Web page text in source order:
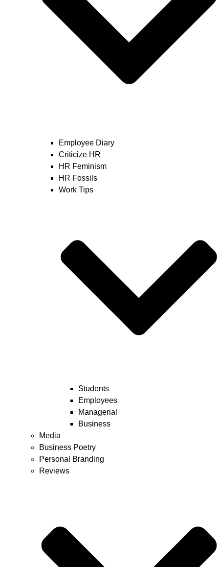
Employee Diary
Criticize HR
HR Feminism
HR Fossils
Work Tips
Students
Employees
Managerial
Business
Media
Business Poetry
Personal Branding
Reviews